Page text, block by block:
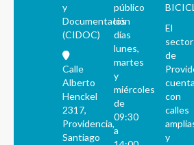
y
Documentación
(CIDOC)
Calle
Alberto
Henckel
2317,
Providencia,
Santiago
público
los
días
lunes,
martes
y
miércoles
de
09:30
a
El
sector
de
cuenta
con
calles
y